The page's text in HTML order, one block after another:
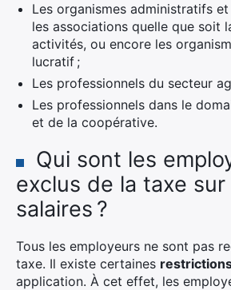
Les organismes administratifs
les associations quelle que soit
activités, ou encore les
lucratif ;
Les professionnels du secteur
Les professionnels dans le
et de la coopérative.
Qui sont les
exclus de la taxe sur
salaires ?
Tous les employeurs ne sont pas
taxe. Il existe certaines
application. À cet effet, les